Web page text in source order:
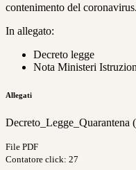
contenimento del coronavirus.
In allegato:
Decreto legge
Nota Ministeri
Allegati
Decreto_Legge_Quarantena
File PDF
Contatore click: 27